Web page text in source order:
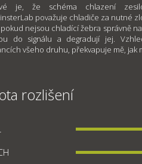
je, že schéma chlazení
považuje chladiče za nutné
pokud nejsou chladící žebra správně
do signálu a degradují jej.
všeho druhu, překvapuje mě, jak
rozlišení